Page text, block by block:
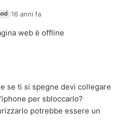
16 anni fa
web è offline
se ti si spegne devi collegare
per sbloccarlo?
potrebbe essere un